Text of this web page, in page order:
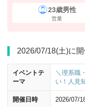
23歳男性
営業
2026/07/18(土)に
イベントテ
ーマ
＼理系職
い！人見
開催日時 2026/07/